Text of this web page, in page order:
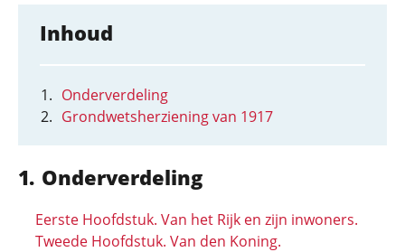
Inhoud
Onderverdeling
Grondwetsherziening van 1917
Onderverdeling
Eerste Hoofdstuk. Van het Rijk en zijn inwoners.
Tweede Hoofdstuk. Van den Koning.